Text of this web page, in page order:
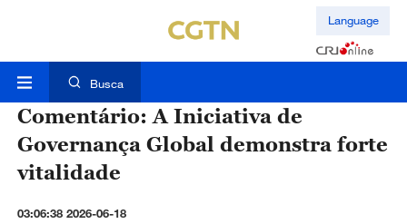
Language
Busca
Comentário: A Iniciativa de
Governança Global demonstra forte
vitalidade
03:06:38 2026-06-18